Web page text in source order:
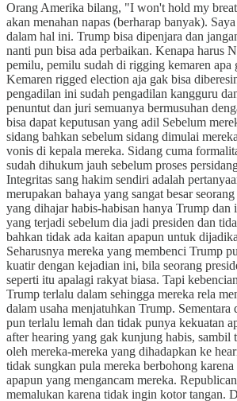
Orang Amerika bilang, "I won't hold my
akan menahan napas (berharap banyak).
dalam hal ini. Trump bisa dipenjara dan
nanti pun bisa ada perbaikan. Kenapa harus
pemilu, pemilu sudah di rigging kemaren
Kemaren rigged election aja gak bisa
pengadilan ini sudah pengadilan kangguru
penuntut dan juri semuanya bermusuhan
bisa dapat keputusan yang adil Sebelum
sidang bahkan sebelum sidang dimulai
vonis di kepala mereka. Sidang cuma
sudah dihukum jauh sebelum proses
Integritas sang hakim sendiri adalah
merupakan bahaya yang sangat besar
yang dihajar habis-habisan hanya Trump dan
yang terjadi sebelum dia jadi presiden dan
bahkan tidak ada kaitan apapun untuk
Seharusnya mereka yang membenci Trump
kuatir dengan kejadian ini, bila seorang
seperti itu apalagi rakyat biasa. Tapi
Trump terlalu dalam sehingga mereka rela
dalam usaha menjatuhkan Trump.
pun terlalu lemah dan tidak punya kekuatan
after hearing yang gak kunjung habis, sambil
oleh mereka-mereka yang dihadapkan ke
tidak sungkan pula mereka berbohong karena
apapun yang mengancam mereka.
memalukan karena tidak ingin kotor tangan.